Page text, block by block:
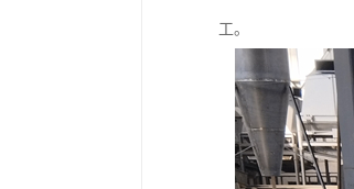
工。